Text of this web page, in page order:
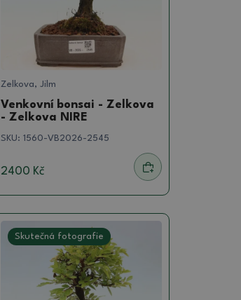
Zelkova, Jilm
Venkovní bonsai - Zelkova
- Zelkova NIRE
SKU:1560-VB2026-2545
2400 Kč
Skutečná fotografie